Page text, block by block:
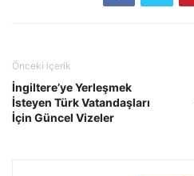
Önceki içerik
İngiltere’ye Yerleşmek
İsteyen Türk Vatandaşları
İçin Güncel Vizeler